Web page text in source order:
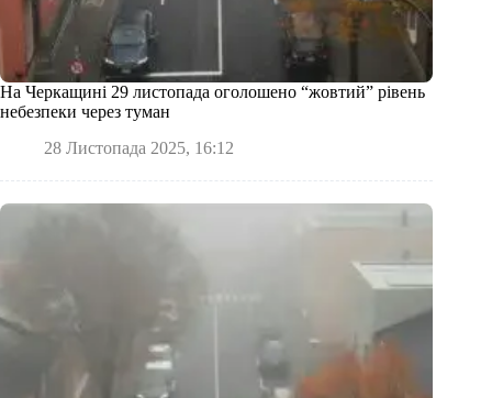
На Черкащині 29 листопада оголошено “жовтий” рівень
небезпеки через туман
28 Листопада 2025, 16:12